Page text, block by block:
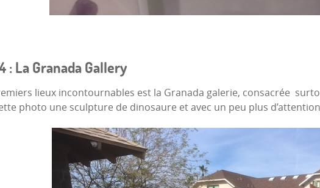
: La Granada Gallery
lieux incontournables est la Granada galerie, consacrée
photo une sculpture de dinosaure et avec un peu plus